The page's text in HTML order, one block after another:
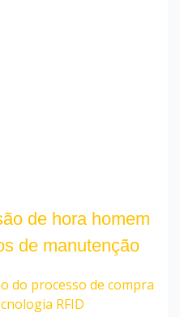
de hora homem
de manutenção